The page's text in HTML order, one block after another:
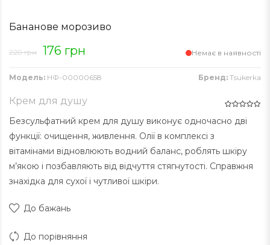
Бананове морозиво
Крем для душу
Немає в наявності
220 грн 176 грн
Безсульфатний крем для душу виконує одночасно дві
функції: очищення, живлення. Олії в комплексі з
вітамінами відновлюють водний баланс, роблять шкіру
м’якою і позбавляють від відчуття стягнутості. Справжня
знахідка для сухої і чутливої ​​шкіри.
Бренд: Tsukerka
Модель: НФ-00000658
До бажань
До порівняння